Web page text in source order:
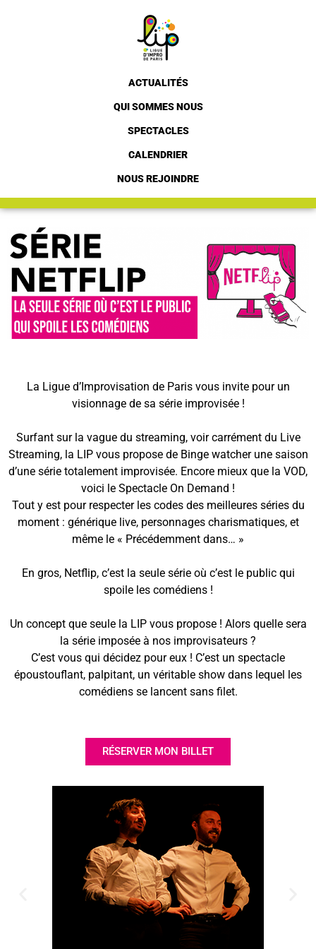
ACTUALITÉS
QUI SOMMES NOUS
SPECTACLES
CALENDRIER
NOUS REJOINDRE
La Ligue d’Improvisation de Paris vous invite pour un
visionnage de sa série improvisée !
Surfant sur la vague du streaming, voir carrément du Live
Streaming, la LIP vous propose de Binge watcher une saison
d’une série totalement improvisée. Encore mieux que la VOD,
voici le Spectacle On Demand !
Tout y est pour respecter les codes des meilleures séries du
moment : générique live, personnages charismatiques, et
même le « Précédemment dans… »
En gros, Netflip, c’est la seule série où c’est le public qui
spoile les comédiens !
Un concept que seule la LIP vous propose ! Alors quelle sera
la série imposée à nos improvisateurs ?
C’est vous qui décidez pour eux ! C’est un spectacle
époustouflant, palpitant, un véritable show dans lequel les
comédiens se lancent sans filet.
RÉSERVER MON BILLET